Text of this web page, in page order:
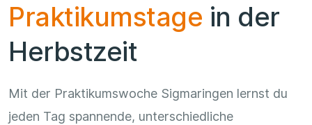
Praktikumstage in der
Herbstzeit
Mit der Praktikumswoche Sigmaringen lernst du
jeden Tag spannende, unterschiedliche